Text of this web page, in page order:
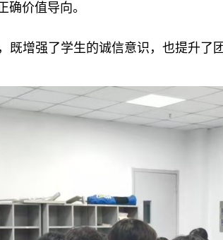
价值导向。
既增强了学生的诚信意识，也提升